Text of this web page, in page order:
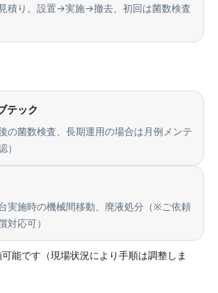
積り。設置→実施→撤去、初回は菌数検査
テック
の菌数検査、長期運用の場合は月例メンテ
実施時の機械間移動、廃液処分（※ご依頼
対応可）
能です（現場状況により手順は調整しま